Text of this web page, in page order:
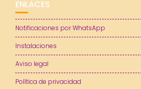
ENLACES
Notificaciones por WhatsApp
Instalaciones
Aviso legal
Política de privacidad